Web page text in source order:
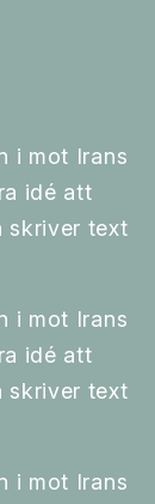
i mot Irans
idé att
skriver text
i mot Irans
idé att
skriver text
i mot Irans